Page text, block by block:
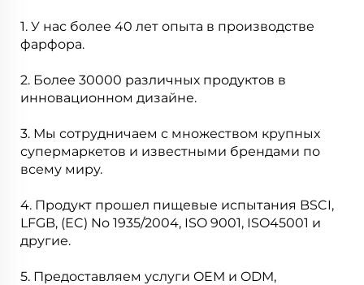
1. У нас более 40 лет опыта в производстве
фарфора.
2. Более 30000 различных продуктов в
инновационном дизайне.
3. Мы сотрудничаем с множеством крупных
супермаркетов и известными брендами по
всему миру.
4. Продукт прошел пищевые испытания BSCI,
LFGB, (EC) No 1935/2004, ISO 9001, ISO45001 и
другие.
5. Предоставляем услуги OEM и ODM,